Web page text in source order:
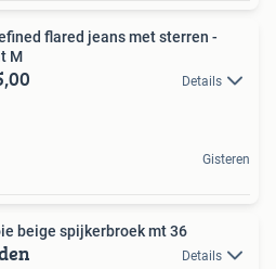
flared jeans met sterren -
M
Details
Gisteren
beige spijkerbroek mt 36
Details